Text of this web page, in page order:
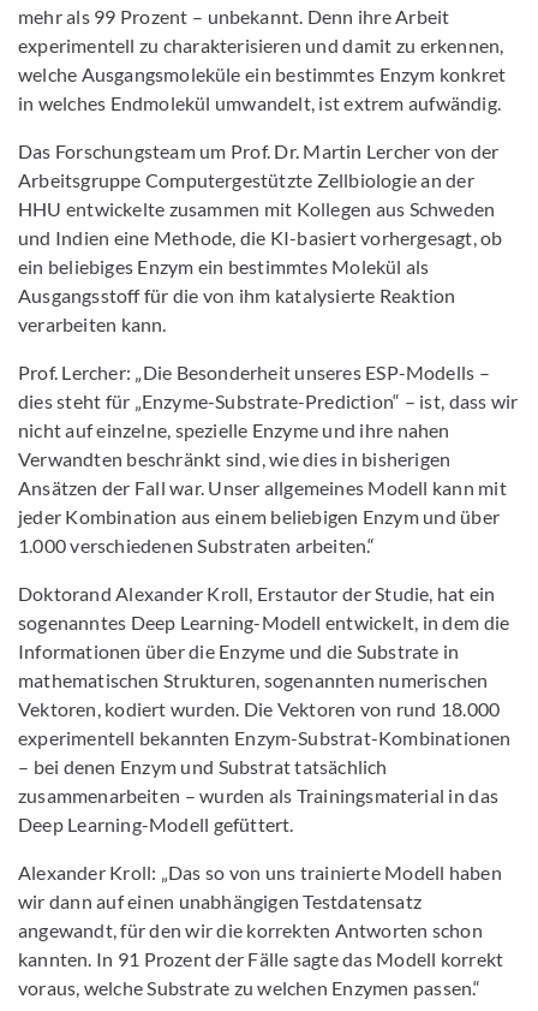
mehr als 99 Prozent – unbekannt. Denn ihre Arbeit
experimentell zu charakterisieren und damit zu erkennen,
welche Ausgangsmoleküle ein bestimmtes Enzym konkret
in welches Endmolekül umwandelt, ist extrem aufwändig.
Das Forschungsteam um Prof. Dr. Martin Lercher von der
Arbeitsgruppe Computergestützte Zellbiologie an der
HHU entwickelte zusammen mit Kollegen aus Schweden
und Indien eine Methode, die KI-basiert vorhergesagt, ob
ein beliebiges Enzym ein bestimmtes Molekül als
Ausgangsstoff für die von ihm katalysierte Reaktion
verarbeiten kann.
Prof. Lercher: „Die Besonderheit unseres ESP-Modells –
dies steht für „Enzyme-Substrate-Prediction“ – ist, dass wir
nicht auf einzelne, spezielle Enzyme und ihre nahen
Verwandten beschränkt sind, wie dies in bisherigen
Ansätzen der Fall war. Unser allgemeines Modell kann mit
jeder Kombination aus einem beliebigen Enzym und über
1.000 verschiedenen Substraten arbeiten.“
Doktorand Alexander Kroll, Erstautor der Studie, hat ein
sogenanntes Deep Learning-Modell entwickelt, in dem die
Informationen über die Enzyme und die Substrate in
mathematischen Strukturen, sogenannten numerischen
Vektoren, kodiert wurden. Die Vektoren von rund 18.000
experimentell bekannten Enzym-Substrat-Kombinationen
– bei denen Enzym und Substrat tatsächlich
zusammenarbeiten – wurden als Trainingsmaterial in das
Deep Learning-Modell gefüttert.
Alexander Kroll: „Das so von uns trainierte Modell haben
wir dann auf einen unabhängigen Testdatensatz
angewandt, für den wir die korrekten Antworten schon
kannten. In 91 Prozent der Fälle sagte das Modell korrekt
voraus, welche Substrate zu welchen Enzymen passen.“